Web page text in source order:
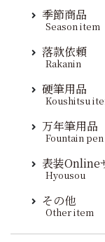
季節商品
Season item
落款依頼
Rakanin
硬筆用品
Koushitsu
万年筆用品
Fountain pen
表装Online
Hyousou
その他
Other item